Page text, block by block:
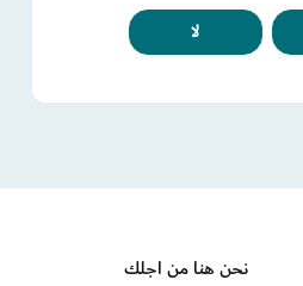
لا
نحن هنا من اجلك